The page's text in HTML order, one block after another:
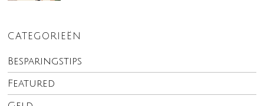
CATEGORIEËN
Besparingstips
Featured